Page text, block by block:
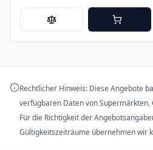
Rechtlicher Hinweis: Diese Angebote
verfügbaren Daten von
Für die Richtigkeit der
Gültigkeitszeiträume übernehmen wir